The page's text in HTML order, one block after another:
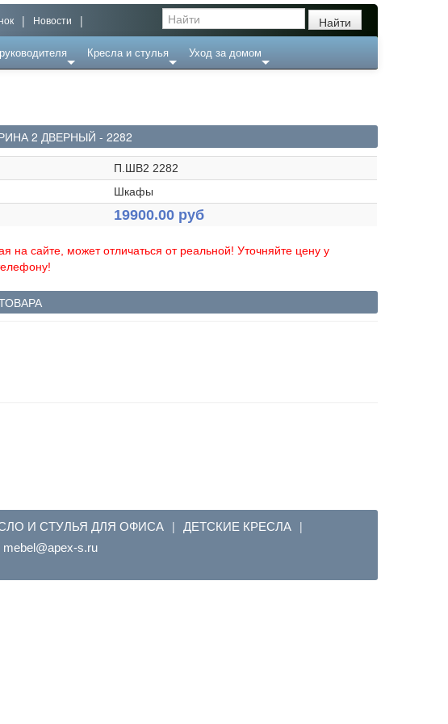
| Новости |
Кресла и стулья Уход за домом
2 ДВЕРНЫЙ - 2282
П.ШВ2 2282
Шкафы
19900.00 руб
на сайте, может отличаться от реальной! Уточняйте цену у
И СТУЛЬЯ ДЛЯ ОФИСА | ДЕТСКИЕ КРЕСЛА |
ur.s-xepa@lebem